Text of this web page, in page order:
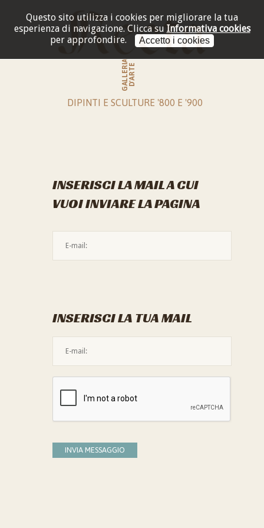
Questo sito utilizza i cookies per migliorare la tua
esperienza di navigazione. Clicca su Informativa cookies
per approfondire.
Accetto i cookies
GALLERIAD'ARTE
DIPINTI E SCULTURE '800 E '900
INSERISCI LA MAIL A CUI
VUOI INVIARE LA PAGINA
INSERISCI LA TUA MAIL
INVIA MESSAGGIO